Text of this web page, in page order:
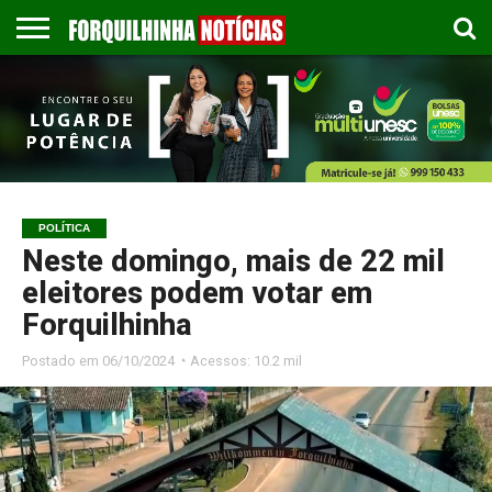
EMPREGOS
ESPORTES
PUBLICAÇÃO
LEGAL
GASTRONOMIA
CONTATO
POLÍTICA
Neste domingo, mais de 22 mil
eleitores podem votar em
Forquilhinha
Postado em 06/10/2024 ◔ Acessos: 10.2 mil